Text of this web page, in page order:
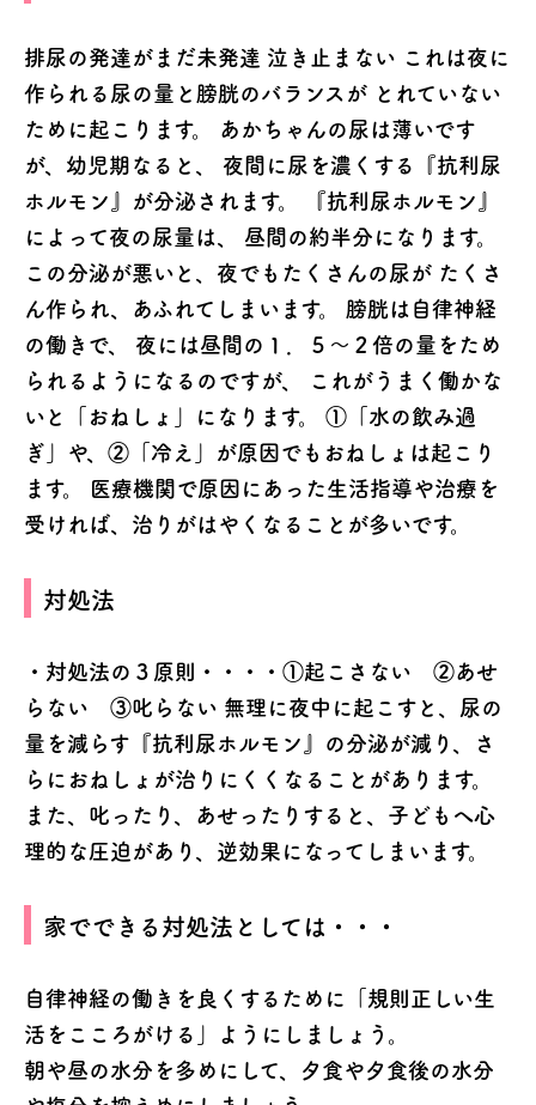
排尿の発達がまだ未発達 泣き止まない これは夜に
作られる尿の量と膀胱のバランスが とれていない
ために起こります。 あかちゃんの尿は薄いです
が、幼児期なると、 夜間に尿を濃くする『抗利尿
ホルモン』が分泌されます。 『抗利尿ホルモン』
によって夜の尿量は、 昼間の約半分になります。
この分泌が悪いと、夜でもたくさんの尿が たくさ
ん作られ、あふれてしまいます。 膀胱は自律神経
の働きで、 夜には昼間の１．５～２倍の量をため
られるようになるのですが、 これがうまく働かな
いと「おねしょ」になります。 ①「水の飲み過
ぎ」や、②「冷え」が原因でもおねしょは起こり
ます。 医療機関で原因にあった生活指導や治療を
受ければ、治りがはやくなることが多いです。
対処法
・対処法の３原則・・・・①起こさない ②あせ
らない ③叱らない 無理に夜中に起こすと、尿の
量を減らす『抗利尿ホルモン』の分泌が減り、さ
らにおねしょが治りにくくなることがあります。
また、叱ったり、あせったりすると、子どもへ心
理的な圧迫があり、逆効果になってしまいます。
家でできる対処法としては・・・
自律神経の働きを良くするために「規則正しい生
活をこころがける」ようにしましょう。
朝や昼の水分を多めにして、夕食や夕食後の水分